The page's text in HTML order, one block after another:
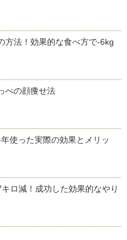
方法！効果的な食べ方で-6kg
ぺの顔痩せ法
使った実際の効果とメリッ
ロ減！成功した効果的なやり